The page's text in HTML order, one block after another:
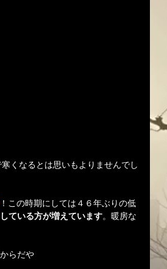
くなるとは思いもよりませんでし
！この時期にしては４６年ぶりの低
ている方が増えています。暖房な
だや